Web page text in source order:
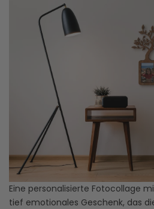
Eine personalisierte Fotocollage
tief emotionales Geschenk, das